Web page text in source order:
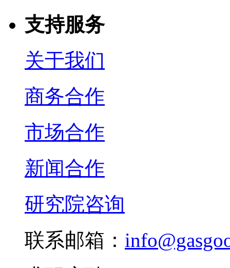
支持服务
关于我们
商务合作
市场合作
新闻合作
研究院咨询
联系邮箱：